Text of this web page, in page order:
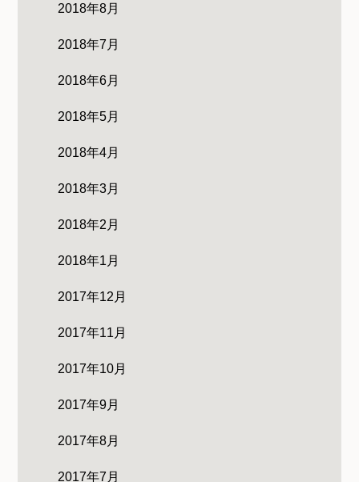
2018年8月
2018年7月
2018年6月
2018年5月
2018年4月
2018年3月
2018年2月
2018年1月
2017年12月
2017年11月
2017年10月
2017年9月
2017年8月
2017年7月